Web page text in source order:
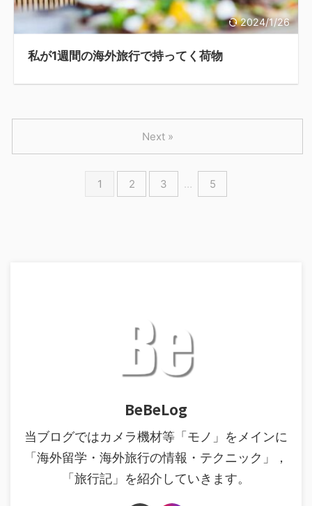
2024/1/26
私が1週間の海外旅行で持ってく荷物
1 2 3 … 5
Next »
BeBeLog
当ブログではカメラ機材等「モノ」をメインに
「海外留学・海外旅行の情報・テクニック」，
「旅行記」を紹介していきます。